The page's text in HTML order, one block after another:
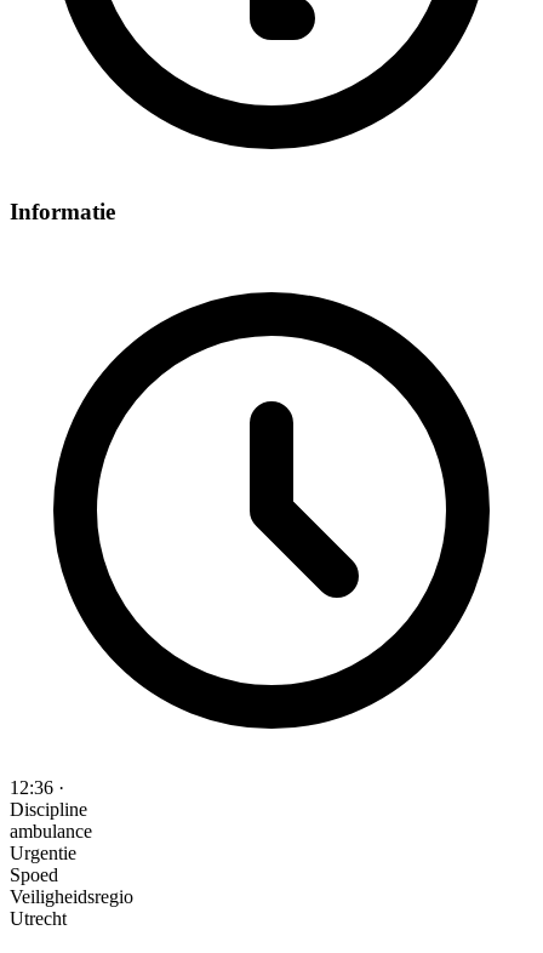
Informatie
12:36 ·
Discipline
ambulance
Urgentie
Spoed
Veiligheidsregio
Utrecht